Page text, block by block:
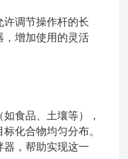
调节操作杆的长
，增加使用的灵活
食品、土壤等），
化合物均匀分布。
器，帮助实现这一